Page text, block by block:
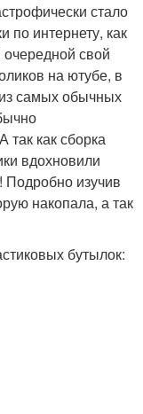
стало
по интернету, как
свой
на ютубе, в
самых обычных
как сборка
вдохновили
Подробно изучив
накопала, а так
бутылок: